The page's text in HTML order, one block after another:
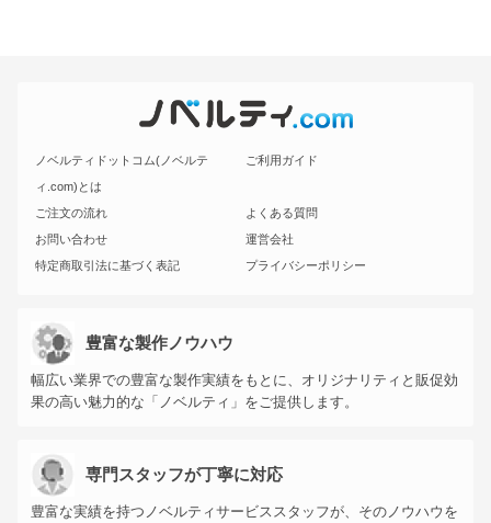
ノベルティドットコム(ノベルテ
ィ.com)とは
ご利用ガイド
ご注文の流れ
よくある質問
お問い合わせ
運営会社
特定商取引法に基づく表記
プライバシーポリシー
豊富な製作ノウハウ
幅広い業界での豊富な製作実績をもとに、オリジナリティと販促効
果の高い魅力的な「ノベルティ」をご提供します。
専門スタッフが丁寧に対応
豊富な実績を持つノベルティサービススタッフが、そのノウハウを